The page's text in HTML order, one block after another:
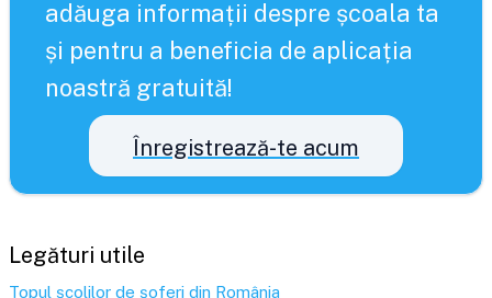
adăuga informații despre școala ta
și pentru a beneficia de aplicația
noastră gratuită!
Înregistrează-te acum
Legături utile
Topul școlilor de șoferi din România